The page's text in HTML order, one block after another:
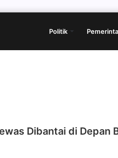
Politik
Dibantai di Depan